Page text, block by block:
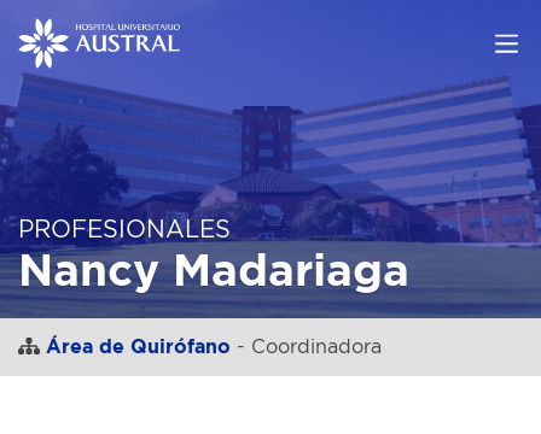
PROFESIONALES
Nancy Madariaga
Área de Quirófano - Coordinadora